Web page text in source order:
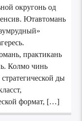
округонь од
Ютавтомань
практикань
Колмо чинь
ды
формат, […]